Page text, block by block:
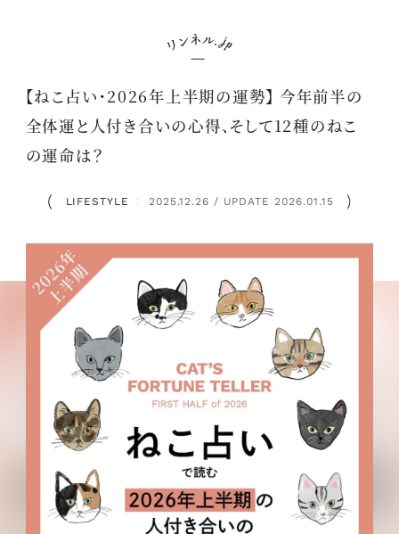
【ねこ占い・2026年上半期の運勢】 今年前半の
全体運と人付き合いの心得、そして12種のねこ
の運命は？
LIFESTYLE ： 2025.12.26 / UPDATE 2026.01.15